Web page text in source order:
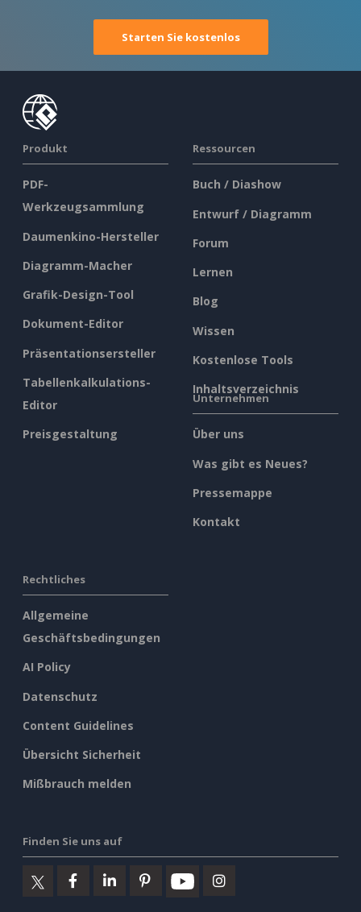
Starten Sie kostenlos
Produkt
PDF-
Werkzeugsammlung
Daumenkino-Hersteller
Diagramm-Macher
Grafik-Design-Tool
Dokument-Editor
Präsentationsersteller
Tabellenkalkulations-
Editor
Preisgestaltung
Ressourcen
Buch / Diashow
Entwurf / Diagramm
Forum
Lernen
Blog
Wissen
Kostenlose Tools
Inhaltsverzeichnis
Unternehmen
Über uns
Was gibt es Neues?
Pressemappe
Kontakt
Rechtliches
Allgemeine
Geschäftsbedingungen
AI Policy
Datenschutz
Content Guidelines
Übersicht Sicherheit
Mißbrauch melden
Finden Sie uns auf